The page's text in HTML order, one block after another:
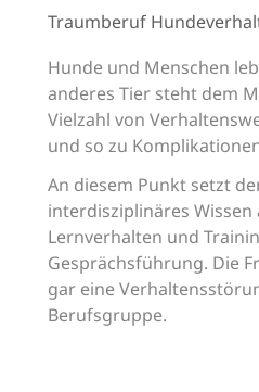
Traumberuf
Hunde und Menschen
anderes Tier steht dem
Vielzahl von
und so zu
An diesem Punkt setzt
interdisziplinäres
Lernverhalten und
Gesprächsführung. Die
gar eine
Berufsgruppe.